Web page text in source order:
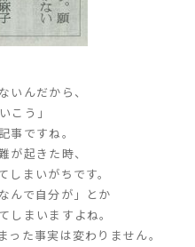
いんだから、
こう」
事ですね。
が起きた時、
しまいがちです。
んで自分が」とか
しまいますよね。
った事実は変わりません。